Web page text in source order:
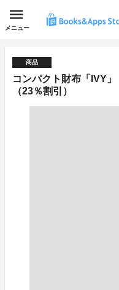
メニュー
商品
コンパクト財布「IVY
（23％割引）